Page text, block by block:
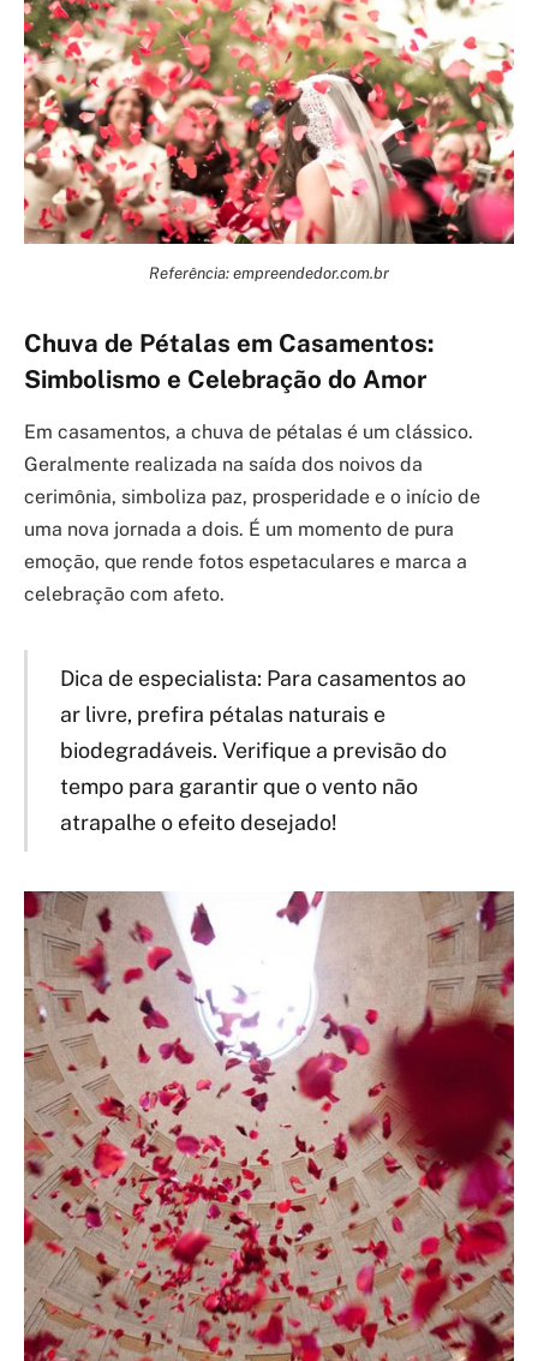
Referência: empreendedor.com.br
Chuva de Pétalas em Casamentos:
Simbolismo e Celebração do Amor
Em casamentos, a chuva de pétalas é um clássico.
Geralmente realizada na saída dos noivos da
cerimônia, simboliza paz, prosperidade e o início de
uma nova jornada a dois. É um momento de pura
emoção, que rende fotos espetaculares e marca a
celebração com afeto.
Dica de especialista: Para casamentos ao
ar livre, prefira pétalas naturais e
biodegradáveis. Verifique a previsão do
tempo para garantir que o vento não
atrapalhe o efeito desejado!